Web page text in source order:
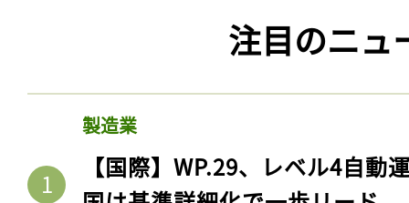
注目のニュ
製造業
【国際】WP.29、レベル4自動